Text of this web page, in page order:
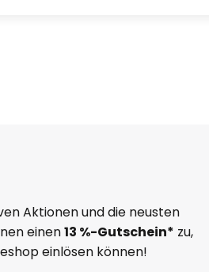
Aktionen und die neusten
einen13 %-Gutschein* zu,
einlösen können!